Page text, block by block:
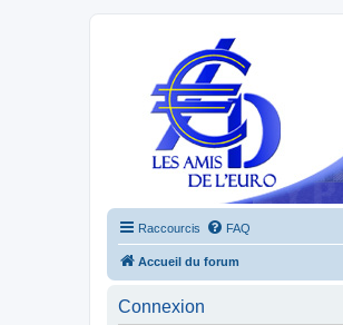
Raccourcis FAQ
Accueil du forum
Connexion